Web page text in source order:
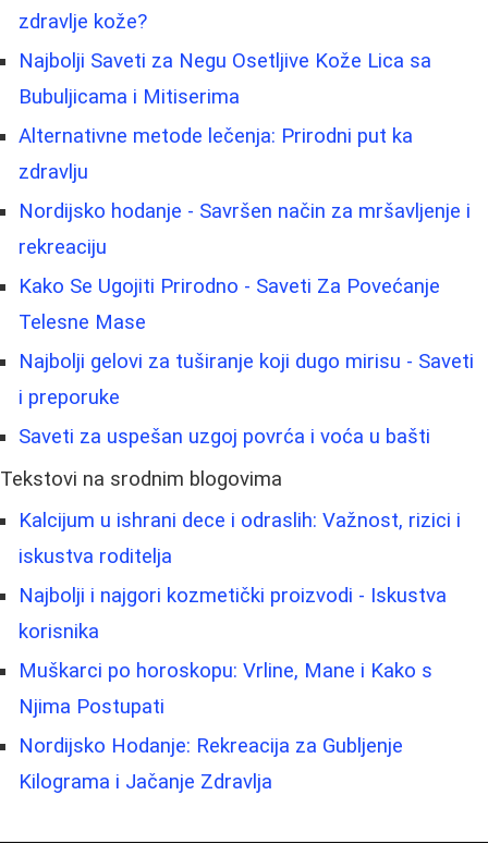
zdravlje kože?
Najbolji Saveti za Negu Osetljive Kože Lica sa
Bubuljicama i Mitiserima
Alternativne metode lečenja: Prirodni put ka
zdravlju
Nordijsko hodanje - Savršen način za mršavljenje i
rekreaciju
Kako Se Ugojiti Prirodno - Saveti Za Povećanje
Telesne Mase
Najbolji gelovi za tuširanje koji dugo mirisu - Saveti
i preporuke
Saveti za uspešan uzgoj povrća i voća u bašti
Tekstovi na srodnim blogovima
Kalcijum u ishrani dece i odraslih: Važnost, rizici i
iskustva roditelja
Najbolji i najgori kozmetički proizvodi - Iskustva
korisnika
Muškarci po horoskopu: Vrline, Mane i Kako s
Njima Postupati
Nordijsko Hodanje: Rekreacija za Gubljenje
Kilograma i Jačanje Zdravlja